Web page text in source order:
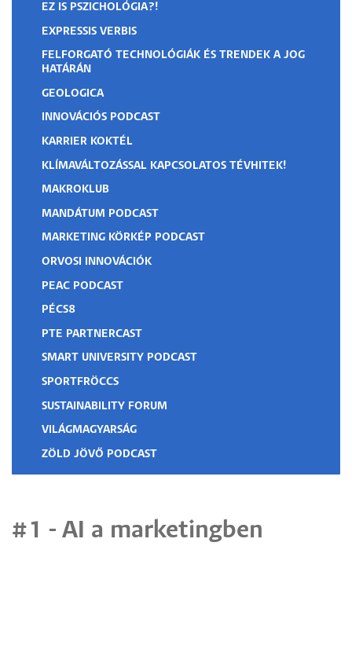
EZ IS PSZICHOLÓGIA?!
EXPRESSIS VERBIS
FELFORGATÓ TECHNOLÓGIÁK ÉS TRENDEK A JOG
HATÁRÁN
GEOLOGICA
INNOVÁCIÓS PODCAST
KARRIER KOKTÉL
KLÍMAVÁLTOZÁSSAL KAPCSOLATOS TÉVHITEK!
MAKROKLUB
MANDÁTUM PODCAST
MARKETING KÖRKÉP PODCAST
ORVOSI INNOVÁCIÓK
PEAC PODCAST
PÉCS8
PTE PARTNERCAST
SMART UNIVERSITY PODCAST
SPORTFRÖCCS
SUSTAINABILITY FORUM
VILÁGMAGYARSÁG
ZÖLD JÖVŐ PODCAST
#1 - AI a marketingben